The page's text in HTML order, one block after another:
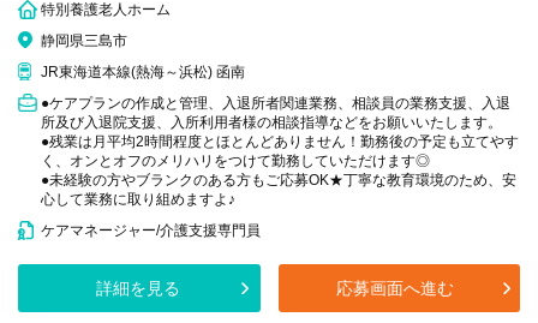
特別養護老人ホーム
静岡県三島市
JR東海道本線(熱海～浜松) 函南
●ケアプランの作成と管理、入退所者関連業務、相談員の業務支援、入退
所及び入退院支援、入所利用者様の相談指導などをお願いいたします。
●残業は月平均2時間程度とほとんどありません！勤務後の予定も立てやす
く、オンとオフのメリハリをつけて勤務していただけます◎
●未経験の方やブランクのある方もご応募OK★丁寧な教育環境のため、安
心して業務に取り組めますよ♪
ケアマネージャー/介護支援専門員
詳細を見る 応募画面へ進む